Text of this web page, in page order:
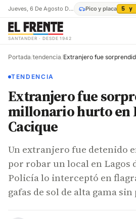
Jueves, 6 De Agosto De 2026 Pico y placa 5 y
SANTANDER · DESDE 1942
Portada/tendencia/
TENDENCIA
Extranjero fue
millonario hurto en
Cacique
Un extranjero fue detenido
por robar un local en Lagos
Policía lo interceptó en
gafas de sol de alta gama sin